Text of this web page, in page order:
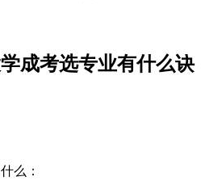
成考选专业有什么诀
么：